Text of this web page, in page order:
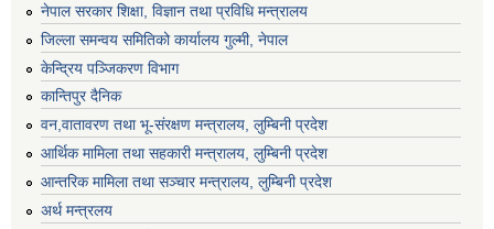
नेपाल सरकार शिक्षा, विज्ञान तथा प्रविधि मन्त्रालय
जिल्ला समन्वय समितिको कार्यालय गुल्मी, नेपाल
केन्द्रिय पञ्जिकरण विभाग
कान्तिपुर दैनिक
वन,वातावरण तथा भू-संरक्षण मन्त्रालय, लुम्बिनी प्रदेश
आर्थिक मामिला तथा सहकारी मन्त्रालय, लुम्बिनी प्रदेश
आन्तरिक मामिला तथा सञ्चार मन्त्रालय, लुम्बिनी प्रदेश
अर्थ मन्त्रलय